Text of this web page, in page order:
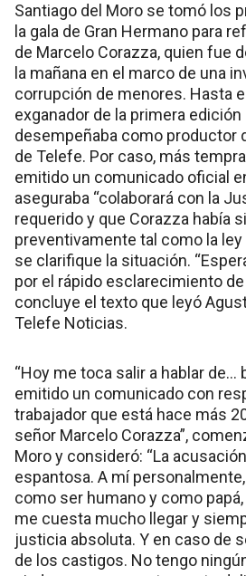
Santiago del Moro se tomó los
la gala de Gran Hermano para
de Marcelo Corazza, quien fue
la mañana en el marco de una
corrupción de menores. Hasta
exganador de la primera
desempeñaba como productor
de Telefe. Por caso, más
emitido un comunicado oficial
aseguraba “colaborará con la
requerido y que Corazza había
preventivamente tal como la ley
se clarifique la situación.
por el rápido esclarecimiento
concluye el texto que leyó
Telefe Noticias.
“Hoy me toca salir a hablar de…
emitido un comunicado con
trabajador que está hace más
señor Marcelo Corazza”,
Moro y consideró: “La
espantosa. A mí
como ser humano y como
me cuesta mucho llegar y
justicia absoluta. Y en caso de
de los castigos. No tengo